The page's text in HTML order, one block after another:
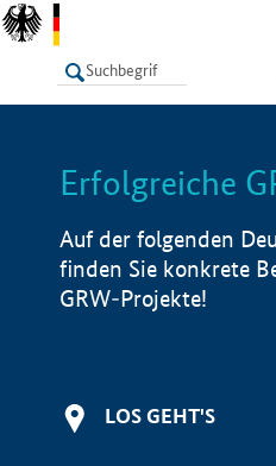
LISTE
Erfolgreiche
Auf der folgenden
finden Sie konkrete
GRW-Projekte!
LOS GEHT'S